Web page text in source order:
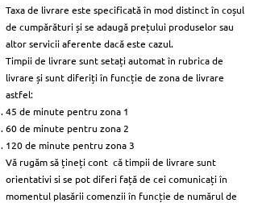
Taxa de livrare este specificată în mod distinct în coșul
de cumpărături și se adaugă prețului produselor sau
altor servicii aferente dacă este cazul.
Timpii de livrare sunt setați automat în rubrica de
livrare și sunt diferiți în funcție de zona de livrare
astfel:
45 de minute pentru zona 1
60 de minute pentru zona 2
120 de minute pentru zona 3
Vă rugăm să țineți cont că timpii de livrare sunt
orientativi si se pot diferi față de cei comunicați în
momentul plasării comenzii în funcție de numărul de